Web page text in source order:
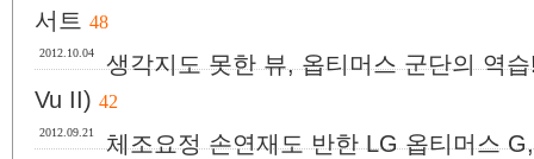
서트 48
2012.10.04
생각지도 못한 뷰, 옵티머스 군단의 역
Vu II) 42
2012.09.21
체조요정 손연재도 반한 LG 옵티머스